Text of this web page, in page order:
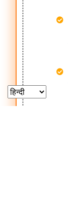
Surplus
Teacher